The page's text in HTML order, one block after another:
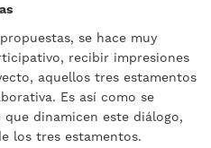
se hace muy
recibir impresiones
aquellos tres estamentos
Es así como se
dinamicen este diálogo,
los tres estamentos.